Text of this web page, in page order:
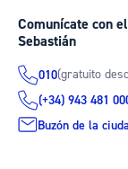
Comunícate con
Sebastián
010(gratuito
(+34) 943 481
Buzón de la